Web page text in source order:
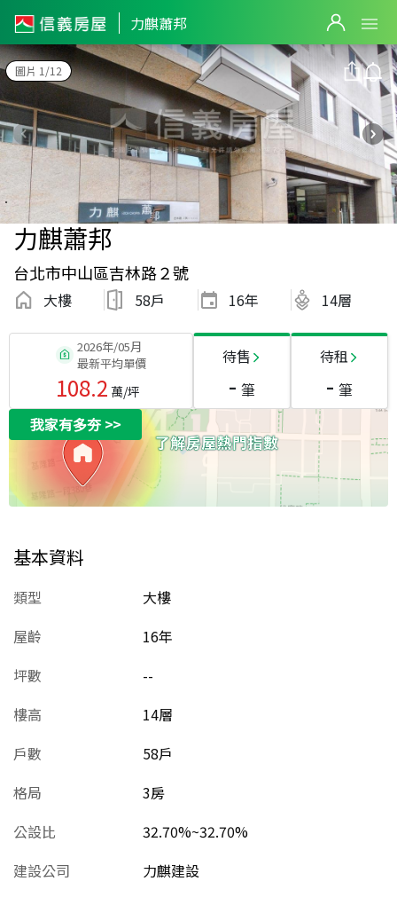
力麒蕭邦
圖片 1/12
力麒蕭邦
台北市中山區吉林路２號
大樓 58戶 16年 14層
2026年/05月
最新平均單價
108.2 萬/坪
待售
- 筆
待租
- 筆
我家有多夯>>
基本資料
類型
大樓
屋齡
16年
坪數
--
樓高
14層
戶數
58戶
格局
3房
公設比
32.70%~32.70%
建設公司
力麒建設